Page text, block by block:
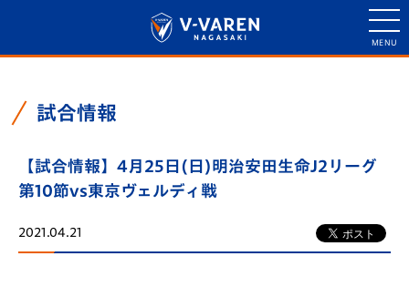
試合情報
【試合情報】4月25日(日)明治安田生命J2リーグ
第10節vs東京ヴェルディ戦
2021.04.21